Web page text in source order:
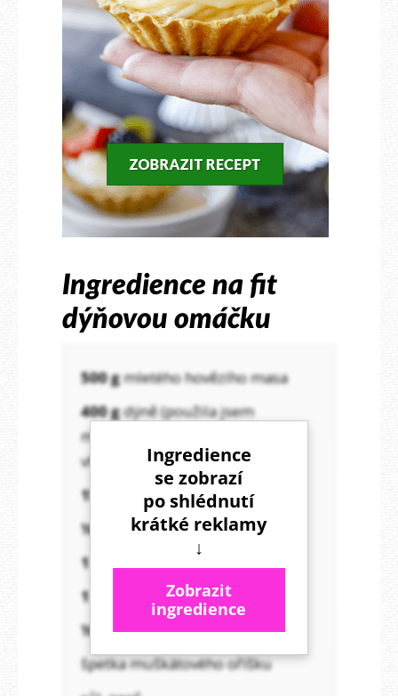
Ingredience na fit
dýňovou omáčku
500 gmletého hovězího masa
400 gdýně (použila jsem
máslovou, ale Hokaidó bude
vhodnější)
150 ml
vody
½
cibule bez slupky (60 g)
1
1 petržel (60 g)
½
celeru (60 g)
špetka muškátového oříšku
Ingredience
se zobrazí
po shlédnutí
krátké reklamy
↓
Zobrazit
ingredience